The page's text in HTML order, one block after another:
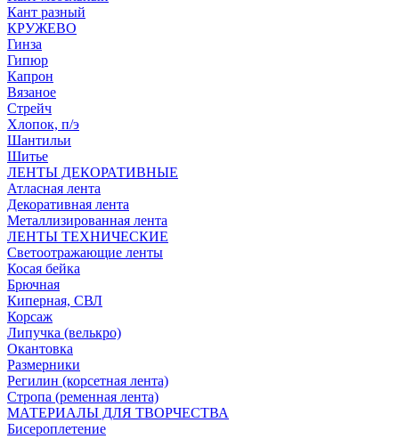
Кант разный
КРУЖЕВО
Гинза
Гипюр
Капрон
Вязаное
Стрейч
Хлопок, п/э
Шантильи
Шитье
ЛЕНТЫ ДЕКОРАТИВНЫЕ
Атласная лента
Декоративная лента
Металлизированная лента
ЛЕНТЫ ТЕХНИЧЕСКИЕ
Светоотражающие ленты
Косая бейка
Брючная
Киперная, СВЛ
Корсаж
Липучка (велькро)
Окантовка
Размерники
Регилин (корсетная лента)
Стропа (ременная лента)
МАТЕРИАЛЫ ДЛЯ ТВОРЧЕСТВА
Бисероплетение